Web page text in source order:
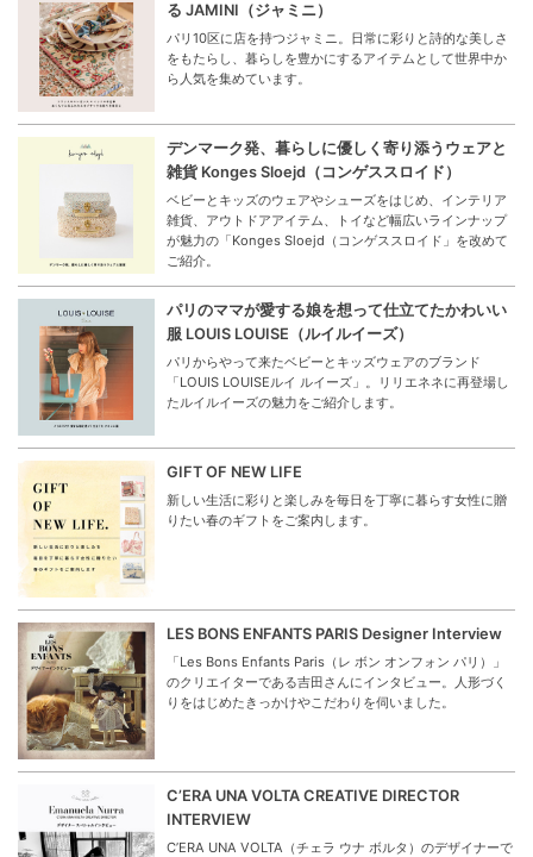
る JAMINI（ジャミニ）
パリ10区に店を持つジャミニ。日常に彩りと詩的な美しさ
をもたらし、暮らしを豊かにするアイテムとして世界中か
ら人気を集めています。
デンマーク発、暮らしに優しく寄り添うウェアと
雑貨 Konges Sloejd（コンゲススロイド）
ベビーとキッズのウェアやシューズをはじめ、インテリア
雑貨、アウトドアアイテム、トイなど幅広いラインナップ
が魅力の「Konges Sloejd（コンゲススロイド」を改めて
ご紹介。
パリのママが愛する娘を想って仕立てたかわいい
服 LOUIS LOUISE（ルイルイーズ）
パリからやって来たベビーとキッズウェアのブランド
「LOUIS LOUISEルイ ルイーズ」。リリエネネに再登場し
たルイルイーズの魅力をご紹介します。
GIFT OF NEW LIFE
新しい生活に彩りと楽しみを毎日を丁寧に暮らす女性に贈
りたい春のギフトをご案内します。
LES BONS ENFANTS PARIS Designer Interview
「Les Bons Enfants Paris（レ ボン オンフォン パリ）」
のクリエイターである吉田さんにインタビュー。人形づく
りをはじめたきっかけやこだわりを伺いました。
C’ERA UNA VOLTA CREATIVE DIRECTOR
INTERVIEW
C’ERA UNA VOLTA（チェラ ウナ ボルタ）のデザイナーで